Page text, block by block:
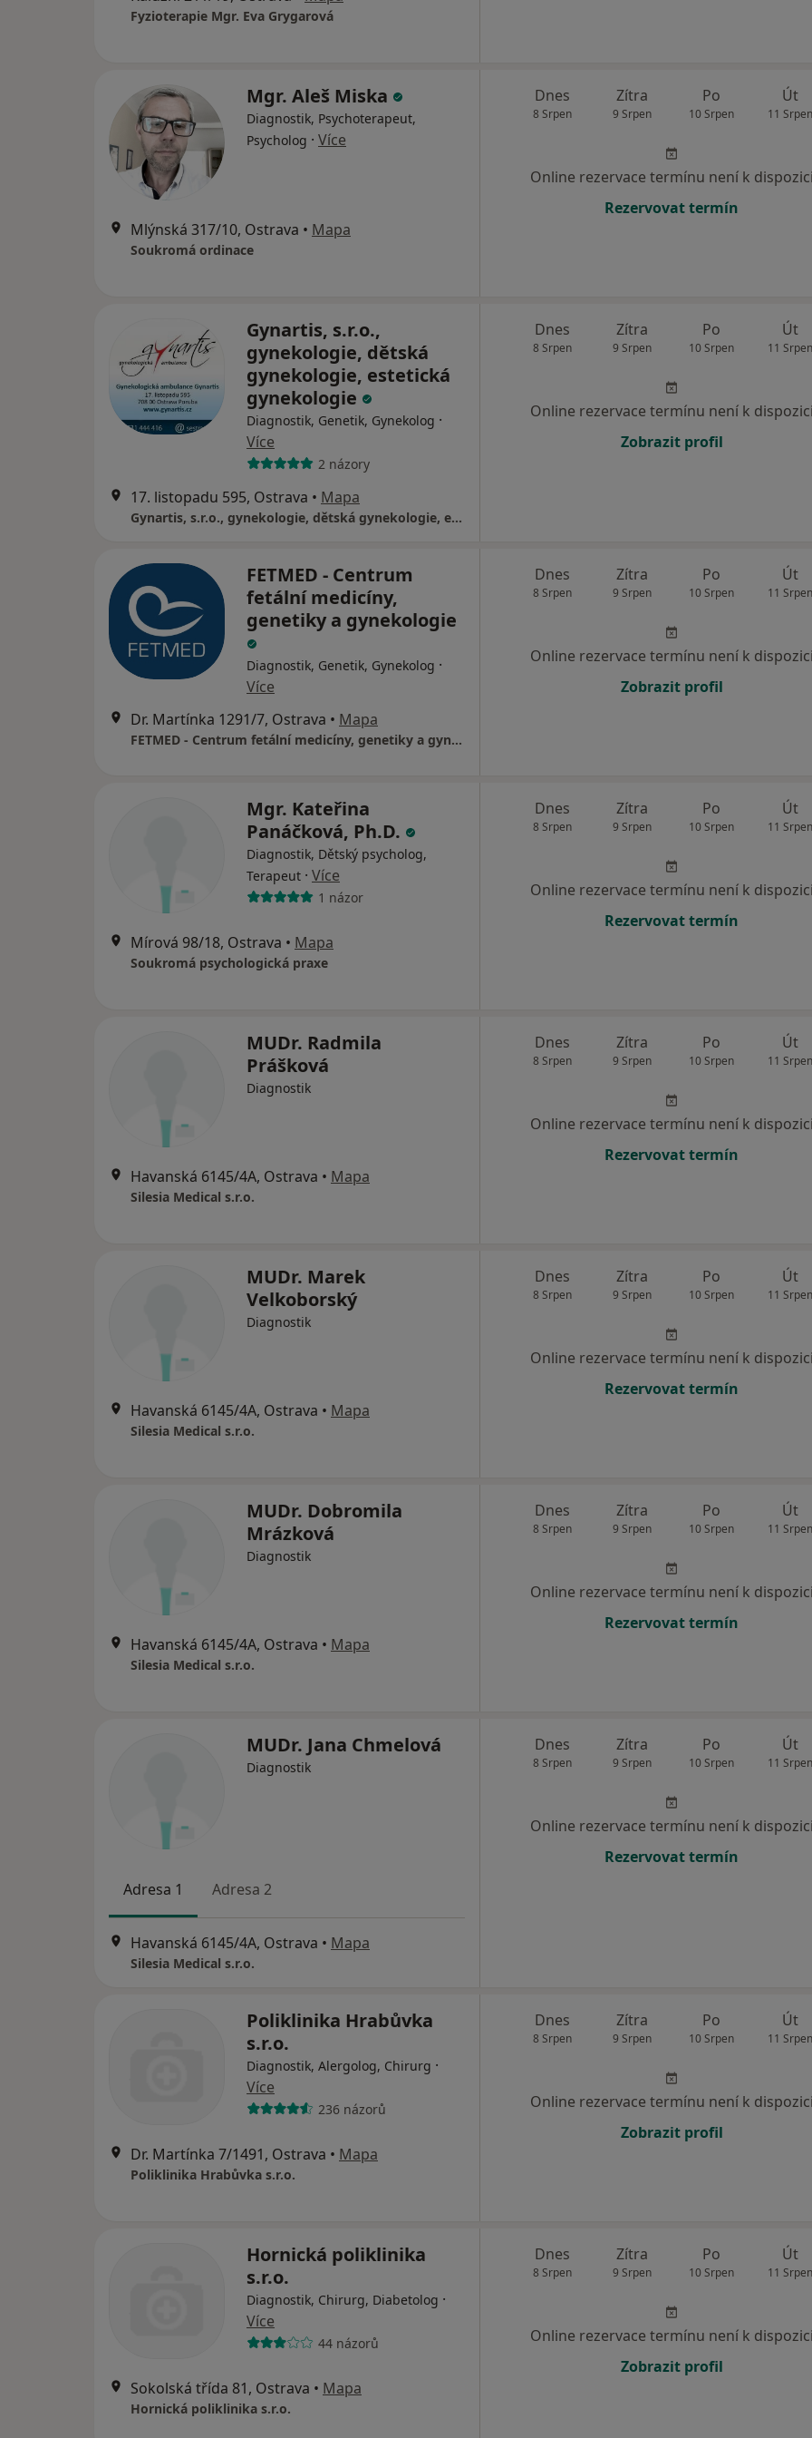
Fyzioterapie Mgr. Eva Grygarová
Mgr. Aleš Miska
Diagnostik, Psychoterapeut,
Psycholog · Více
Mlýnská 317/10, Ostrava • Mapa
Soukromá ordinace
Dnes
8 Srpen
Zítra
9 Srpen
Po
10 Srpen
Út
11 Srpen
Online rezervace termínu není k dispozici
Rezervovat termín
Gynartis, s.r.o.,
gynekologie, dětská
gynekologie, estetická
gynekologie
Diagnostik, Genetik, Gynekolog ·
Více
2 názory
17. listopadu 595, Ostrava • Mapa
Gynartis, s.r.o., gynekologie, dětská gynekologie, estetická gynekologie
Dnes
8 Srpen
Zítra
9 Srpen
Po
10 Srpen
Út
11 Srpen
Online rezervace termínu není k dispozici
Zobrazit profil
FETMED - Centrum
fetální medicíny,
genetiky a gynekologie
Diagnostik, Genetik, Gynekolog ·
Více
Dr. Martínka 1291/7, Ostrava • Mapa
FETMED - Centrum fetální medicíny, genetiky a gynekologie
Dnes
8 Srpen
Zítra
9 Srpen
Po
10 Srpen
Út
11 Srpen
Online rezervace termínu není k dispozici
Zobrazit profil
Mgr. Kateřina
Panáčková, Ph.D.
Diagnostik, Dětský psycholog,
Terapeut · Více
1 názor
Mírová 98/18, Ostrava • Mapa
Soukromá psychologická praxe
Dnes
8 Srpen
Zítra
9 Srpen
Po
10 Srpen
Út
11 Srpen
Online rezervace termínu není k dispozici
Rezervovat termín
MUDr. Radmila
Prášková
Diagnostik
Havanská 6145/4A, Ostrava • Mapa
Silesia Medical s.r.o.
Dnes
8 Srpen
Zítra
9 Srpen
Po
10 Srpen
Út
11 Srpen
Online rezervace termínu není k dispozici
Rezervovat termín
MUDr. Marek
Velkoborský
Diagnostik
Havanská 6145/4A, Ostrava • Mapa
Silesia Medical s.r.o.
Dnes
8 Srpen
Zítra
9 Srpen
Po
10 Srpen
Út
11 Srpen
Online rezervace termínu není k dispozici
Rezervovat termín
MUDr. Dobromila
Mrázková
Diagnostik
Havanská 6145/4A, Ostrava • Mapa
Silesia Medical s.r.o.
Dnes
8 Srpen
Zítra
9 Srpen
Po
10 Srpen
Út
11 Srpen
Online rezervace termínu není k dispozici
Rezervovat termín
MUDr. Jana Chmelová
Diagnostik
Adresa 1 Adresa 2
Havanská 6145/4A, Ostrava • Mapa
Silesia Medical s.r.o.
Dnes
8 Srpen
Zítra
9 Srpen
Po
10 Srpen
Út
11 Srpen
Online rezervace termínu není k dispozici
Rezervovat termín
Poliklinika Hrabůvka
s.r.o.
Diagnostik, Alergolog, Chirurg ·
Více
236 názorů
Dr. Martínka 7/1491, Ostrava • Mapa
Poliklinika Hrabůvka s.r.o.
Dnes
8 Srpen
Zítra
9 Srpen
Po
10 Srpen
Út
11 Srpen
Online rezervace termínu není k dispozici
Zobrazit profil
Hornická poliklinika
s.r.o.
Diagnostik, Chirurg, Diabetolog ·
Více
44 názorů
Sokolská třída 81, Ostrava • Mapa
Hornická poliklinika s.r.o.
Dnes
8 Srpen
Zítra
9 Srpen
Po
10 Srpen
Út
11 Srpen
Online rezervace termínu není k dispozici
Zobrazit profil